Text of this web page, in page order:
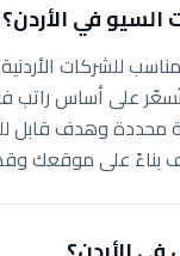
في الأردن؟
للشركات
نُسعّر على أساس
محددة وهدف قابل
بناءً على موقعك